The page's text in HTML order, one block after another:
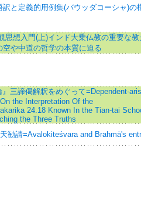
訳と定義的用例集(バウッダコーシャ)の
思想入門(上)インド大乗仏教の重要な教
空や中道の哲学の本質に迫る
三諦偈解釈をめぐって=Dependent-
the Interpretation Of the
24.18 Known In the Tian-tai
the Three Truths
勧請=Avalokiteśvara and Brahmā's